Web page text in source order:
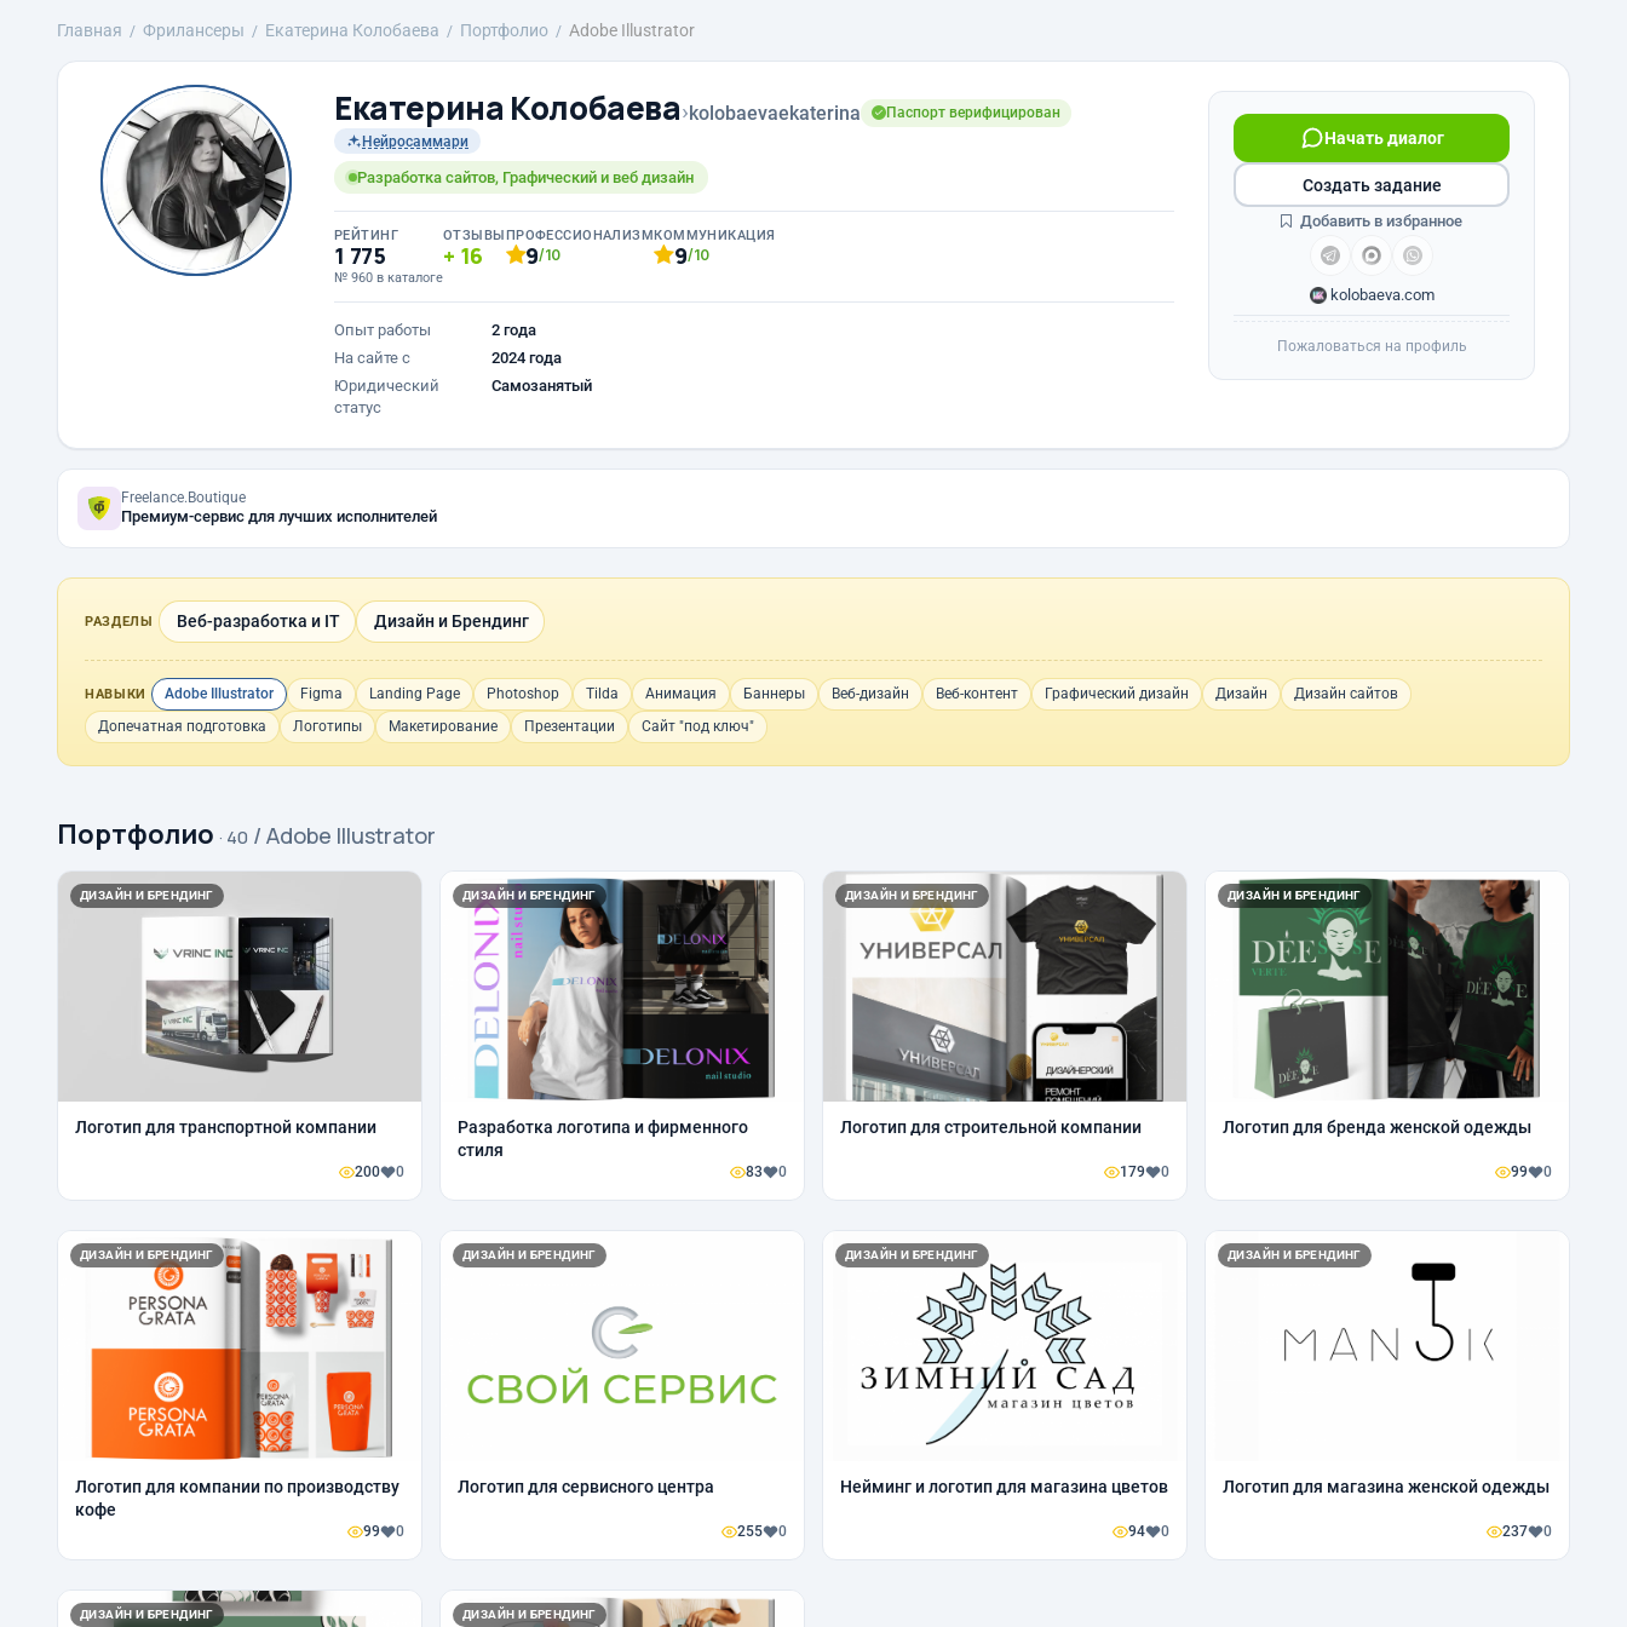
Главная Фрилансеры Екатерина Колобаева Портфолио Adobe Illustrator
Екатерина Колобаева›kolobaevaekaterina
Паспорт верифицирован
Нейросаммари
Разработка сайтов, Графический и веб дизайн
РЕЙТИНГ
1 775
№ 960 в каталоге
ОТЗЫВЫ
16
ПРОФЕССИОНАЛИЗМ
9/10
КОММУНИКАЦИЯ
9/10
Опыт работы
2 года
На сайте с
2024 года
Юридический
статус
Самозанятый
Начать диалог
kolobaeva.com
Создать задание
Добавить в избранное
Пожаловаться на профиль
Freelance.Boutique
Премиум-сервис для лучших исполнителей
РАЗДЕЛЫ Веб-разработка и IT Дизайн и Брендинг
НАВЫКИ Adobe Illustrator Figma Landing Page Photoshop Tilda Анимация Баннеры Веб-дизайн Веб-контент Графический дизайн Дизайн
Дизайн сайтов
Допечатная подготовка
Логотипы Макетирование Презентации Сайт "под ключ"
Портфолио · 40 / Adobe Illustrator
ДИЗАЙН И БРЕНДИНГ
Логотип для транспортной компании
200 0
ДИЗАЙН И БРЕНДИНГ
Разработка логотипа и фирменного
стиля
83 0
ДИЗАЙН И БРЕНДИНГ
Логотип для строительной компании
179 0
ДИЗАЙН И БРЕНДИНГ
Логотип для бренда женской одежды
99 0
ДИЗАЙН И БРЕНДИНГ
Логотип для компании по производству
кофе
99 0
ДИЗАЙН И БРЕНДИНГ
Логотип для сервисного центра
255 0
ДИЗАЙН И БРЕНДИНГ
Нейминг и логотип для магазина цветов
94 0
ДИЗАЙН И БРЕНДИНГ
Логотип для магазина женской одежды
237 0
ДИЗАЙН И БРЕНДИНГ ДИЗАЙН И БРЕНДИНГ